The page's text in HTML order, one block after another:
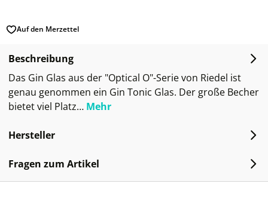
Auf den Merzettel
Beschreibung
Das Gin Glas aus der "Optical O"-Serie von Riedel ist
genau genommen ein Gin Tonic Glas. Der große Becher
bietet viel Platz… Mehr
Hersteller
Fragen zum Artikel